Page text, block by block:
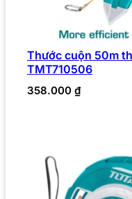
Thước cuộn 50m
TMT710506
358.000 ₫